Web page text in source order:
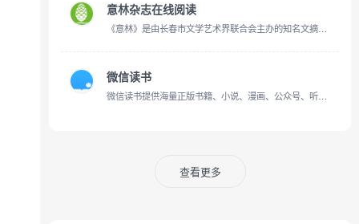
意林杂志在线阅读
《意林》是由长春市文学艺术界联合会主办的知名文摘期刊，自2003年创刊至今，《意林》以其故事丰富、内容健康和亲和力强备受教师、家长推崇和万千读者喜爱。《意林》杂志网整理收集了《意林》2011年到2024年刊次的电子版本文章！
微信读书
微信读书提供海量正版书籍、小说、漫画、公众号、听书，多设备同步实现跨屏阅读。与微信好友一起发现更多精品好书，随时交流感想，让阅读不再孤独。
查看更多